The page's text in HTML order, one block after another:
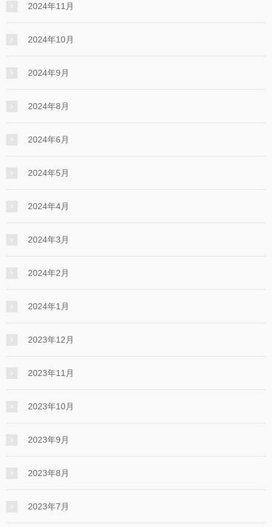
2024年11月
2024年10月
2024年9月
2024年8月
2024年6月
2024年5月
2024年4月
2024年3月
2024年2月
2024年1月
2023年12月
2023年11月
2023年10月
2023年9月
2023年8月
2023年7月